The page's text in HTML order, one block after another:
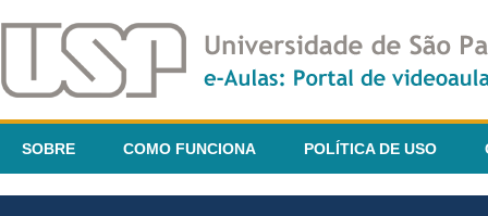
SOBRE COMO FUNCIONA POLÍTICA DE USO